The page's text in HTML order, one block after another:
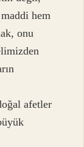
hem
onu
afetler